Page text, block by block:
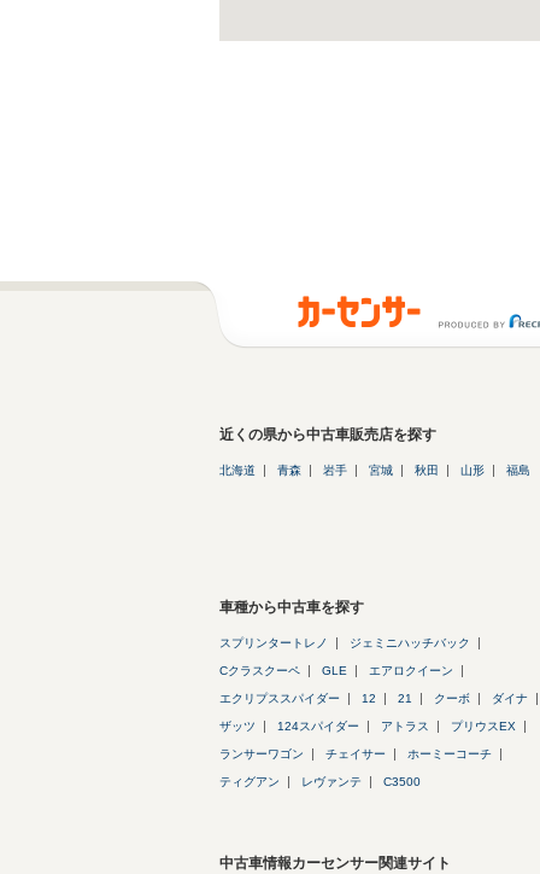
近くの県から中古車販売店を探す
北海道 青森 岩手 宮城 秋田 山形 福島
車種から中古車を探す
スプリンタートレノ ジェミニハッチバック
Cクラスクーペ GLE エアロクイーン
エクリプススパイダー 12 21 クーボ ダイナ
ザッツ 124スパイダー アトラス プリウスEX
ランサーワゴン チェイサー ホーミーコーチ
ティグアン レヴァンテ C3500
中古車情報カーセンサー関連サイト